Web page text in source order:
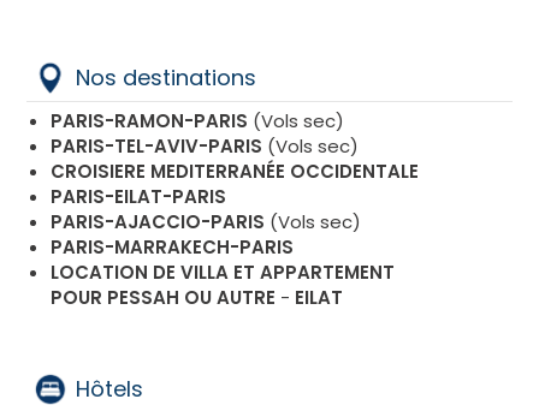
Nos destinations
PARIS-RAMON-PARIS (Vols sec)
PARIS-TEL-AVIV-PARIS (Vols sec)
CROISIERE MEDITERRANÉE OCCIDENTALE
PARIS-EILAT-PARIS
PARIS-AJACCIO-PARIS (Vols sec)
PARIS-MARRAKECH-PARIS
LOCATION DE VILLA ET APPARTEMENT
POUR PESSAH OU AUTRE - EILAT
Hôtels